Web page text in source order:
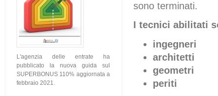
L'agenzia delle entrate ha
pubblicato la nuova guida sul
SUPERBONUS 110% aggiornata a
febbraio 2021.
sono terminati.
I tecnici abilitati
ingegneri
architetti
geometri
periti